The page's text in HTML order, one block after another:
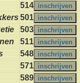
514
501
503
511
548
571
589